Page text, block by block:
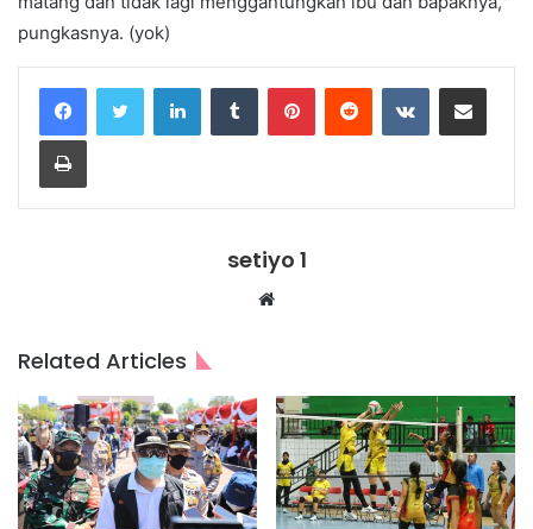
pungkasnya. (yok)
LinkedInTumblr PinterestReddit VKontakteShare via Email
Print
setiyo 1
Website
Related Articles